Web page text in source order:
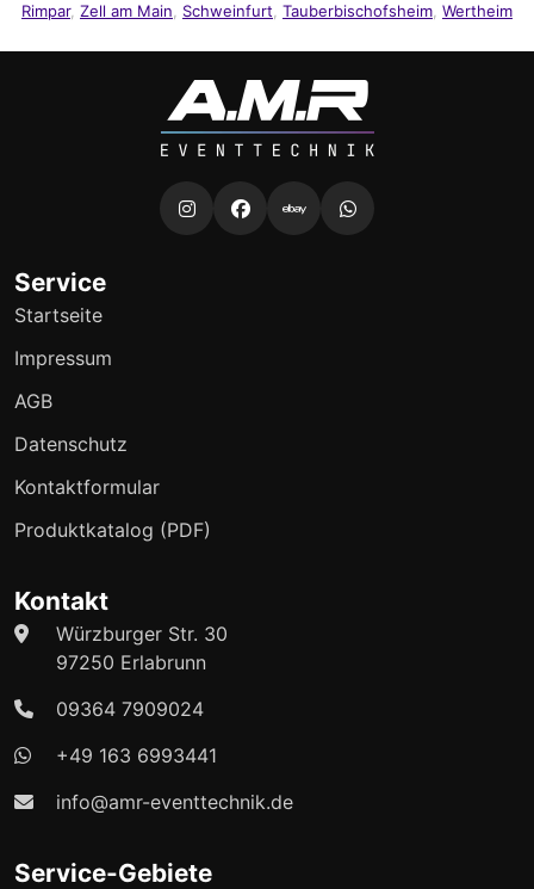
Rimpar, Zell am Main Schweinfurt Tauberbischofsheim Wertheim
Service
Startseite
Impressum
AGB
Datenschutz
Kontaktformular
Produktkatalog (PDF)
Kontakt
Würzburger Str. 30
97250 Erlabrunn
09364 7909024
+49 163 6993441
info@amr-eventtechnik.de
Service-Gebiete